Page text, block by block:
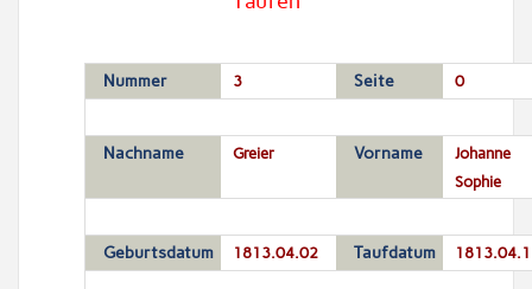
Nummer 3 Seite 0
Nachname Greier Vorname
Johanne
Sophie
Geburtsdatum 1813.04.02 Taufdatum